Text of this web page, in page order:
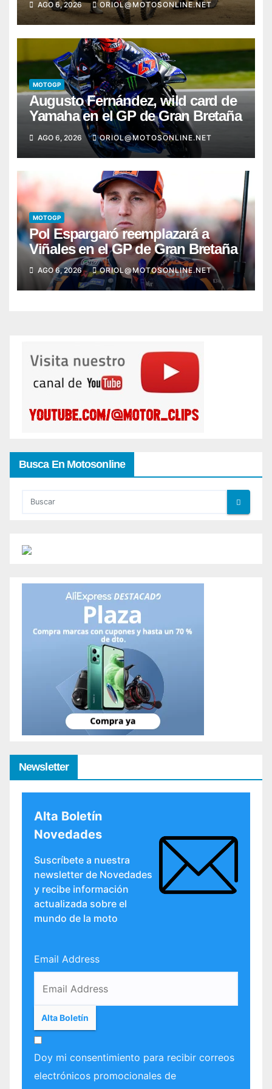
AGO 6, 2026 ORIOL@MOTOSONLINE.NET
MOTOGP
Augusto Fernández, wild card de
Yamaha en el GP de Gran Bretaña
AGO 6, 2026 ORIOL@MOTOSONLINE.NET
MOTOGP
Pol Espargaró reemplazará a
Viñales en el GP de Gran Bretaña
AGO 6, 2026 ORIOL@MOTOSONLINE.NET
Busca En Motosonline
Newsletter
Alta Boletín
Novedades
Suscríbete a nuestra
newsletter de Novedades
y recibe información
actualizada sobre el
mundo de la moto
Email Address
Doy mi consentimiento para recibir correos
electrónicos promocionales de